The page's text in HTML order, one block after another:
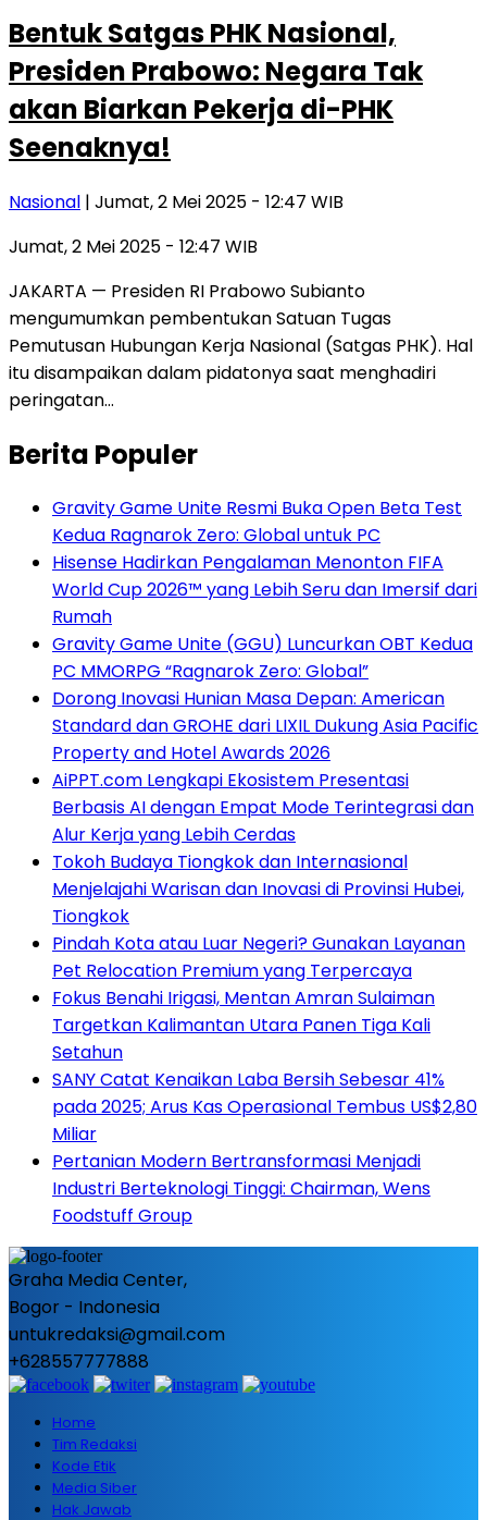
Bentuk Satgas PHK Nasional,
Presiden Prabowo: Negara Tak
akan Biarkan Pekerja di-PHK
Seenaknya!
Nasional | Jumat, 2 Mei 2025 - 12:47 WIB
Jumat, 2 Mei 2025 - 12:47 WIB
JAKARTA — Presiden RI Prabowo Subianto
mengumumkan pembentukan Satuan Tugas
Pemutusan Hubungan Kerja Nasional (Satgas PHK). Hal
itu disampaikan dalam pidatonya saat menghadiri
peringatan…
Berita Populer
Gravity Game Unite Resmi Buka Open Beta Test
Kedua Ragnarok Zero: Global untuk PC
Hisense Hadirkan Pengalaman Menonton FIFA
World Cup 2026™ yang Lebih Seru dan Imersif dari
Rumah
Gravity Game Unite (GGU) Luncurkan OBT Kedua
PC MMORPG “Ragnarok Zero: Global”
Dorong Inovasi Hunian Masa Depan: American
Standard dan GROHE dari LIXIL Dukung Asia Pacific
Property and Hotel Awards 2026
AiPPT.com Lengkapi Ekosistem Presentasi
Berbasis AI dengan Empat Mode Terintegrasi dan
Alur Kerja yang Lebih Cerdas
Tokoh Budaya Tiongkok dan Internasional
Menjelajahi Warisan dan Inovasi di Provinsi Hubei,
Tiongkok
Pindah Kota atau Luar Negeri? Gunakan Layanan
Pet Relocation Premium yang Terpercaya
Fokus Benahi Irigasi, Mentan Amran Sulaiman
Targetkan Kalimantan Utara Panen Tiga Kali
Setahun
SANY Catat Kenaikan Laba Bersih Sebesar 41%
pada 2025; Arus Kas Operasional Tembus US$2,80
Miliar
Pertanian Modern Bertransformasi Menjadi
Industri Berteknologi Tinggi: Chairman, Wens
Foodstuff Group
Graha Media Center,
Bogor - Indonesia
untukredaksi@gmail.com
+628557777888
Home
Tim Redaksi
Kode Etik
Media Siber
Hak Jawab